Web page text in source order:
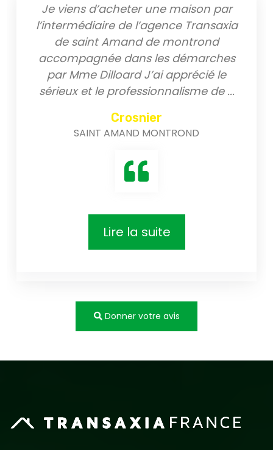
Je viens d’acheter une maison par
l’intermédiaire de l’agence Transaxia
de saint Amand de montrond
accompagnée dans les démarches
par Mme Dilloard J’ai apprécié le
sérieux et le professionnalisme de ...
Crosnier
SAINT AMAND MONTROND
Lire la suite
Donner votre avis